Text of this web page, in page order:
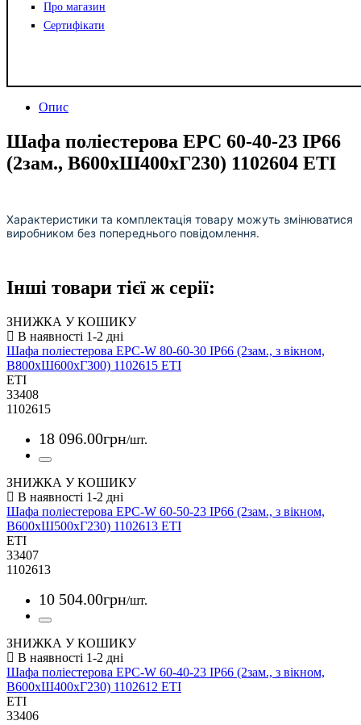
Про магазин
Сертифікати
Опис
Шафа поліестерова EPC 60-40-23 IP66
(2зам., В600xШ400xГ230) 1102604 ETI
Характеристики та комплектація товару можуть змінюватися
виробником без попереднього повідомлення.
Інші товари тієї ж серії:
ЗНИЖКА У КОШИКУ
Шафа поліестерова EPC-W 80-60-30 IP66 (2зам., з вікном,
В800xШ600xГ300) 1102615 ETI
ETI
33408
1102615
18 096.00грн/шт.
ЗНИЖКА У КОШИКУ
Шафа поліестерова EPC-W 60-50-23 IP66 (2зам., з вікном,
В600xШ500xГ230) 1102613 ETI
ETI
33407
1102613
10 504.00грн/шт.
ЗНИЖКА У КОШИКУ
Шафа поліестерова EPC-W 60-40-23 IP66 (2зам., з вікном,
В600xШ400xГ230) 1102612 ETI
ETI
33406